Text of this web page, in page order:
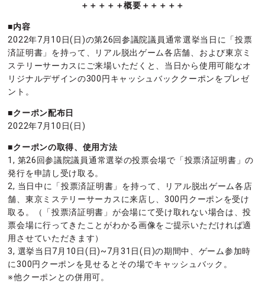
＋＋＋＋＋概要＋＋＋＋＋
■内容
2022年7月10日(日)の第26回参議院議員通常選挙当日に「投票
済証明書」を持って、リアル脱出ゲーム各店舗、および東京ミ
ステリーサーカスにご来場いただくと、当日から使用可能なオ
リジナルデザインの300円キャッシュバッククーポンをプレゼ
ント。
■クーポン配布日
2022年7月10日(日)
■クーポンの取得、使用方法
1, 第26回参議院議員通常選挙の投票会場で「投票済証明書」の
発行を申請し受け取る。
2, 当日中に「投票済証明書」を持って、リアル脱出ゲーム各店
舗、東京ミステリーサーカスに来店し、300円クーポンを受け
取る。（「投票済証明書」が会場にて受け取れない場合は、投
票会場に行ってきたことがわかる画像をご提示いただければ適
用させていただきます）
3, 選挙当日7月10日(日)~7月31日(日)の期間中、ゲーム参加時
に300円クーポンを見せるとその場でキャッシュバック。
※他クーポンとの併用可。